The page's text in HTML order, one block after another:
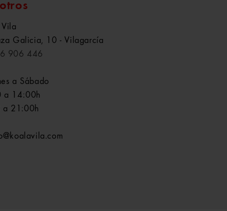
Vila
Galicia, 10 - Vilagarcía
906 446
a Sábado
a 14:00h
a 21:00h